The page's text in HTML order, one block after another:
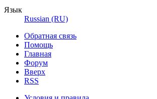
Язык
Russian (RU)
Обратная связь
Помощь
Главная
Форум
Вверх
RSS